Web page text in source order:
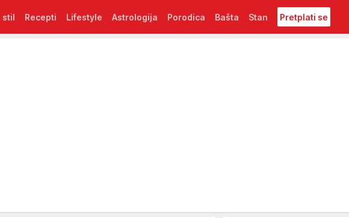
stil Recepti Lifestyle Astrologija Porodica Bašta Stan Pretplati se